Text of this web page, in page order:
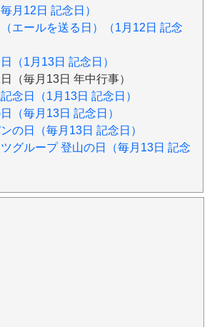
月12日 記念日）
エールを送る日）（1月12日 記念
（1月13日 記念日）
（毎月13日 年中行事）
念日（1月13日 記念日）
（毎月13日 記念日）
の日（毎月13日 記念日）
グループ 登山の日（毎月13日 記念